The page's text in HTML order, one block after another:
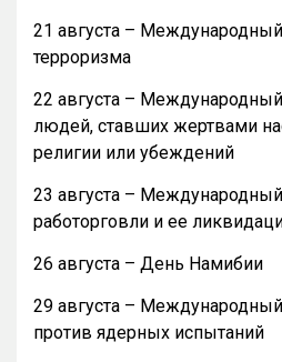
21 августа –
терроризма
22 августа –
людей, ставших жертвами
религии или убеждений
23 августа –
работорговли и ее
26 августа – День Намибии
29 августа –
против ядерных испытаний